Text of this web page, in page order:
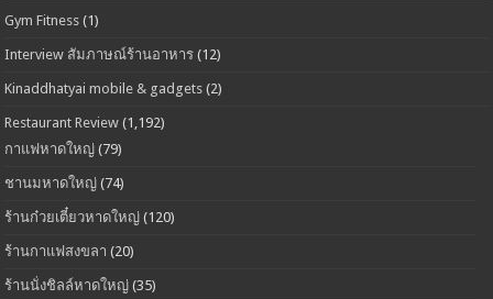
Gym Fitness (1)
Interview สัมภาษณ์ร้านอาหาร (12)
Kinaddhatyai mobile & gadgets (2)
Restaurant Review (1,192)
กาแฟหาดใหญ่ (79)
ชานมหาดใหญ่ (74)
ร้านก๋วยเตี๋ยวหาดใหญ่ (120)
ร้านกาแฟสงขลา (20)
ร้านนั่งชิลล์หาดใหญ่ (35)